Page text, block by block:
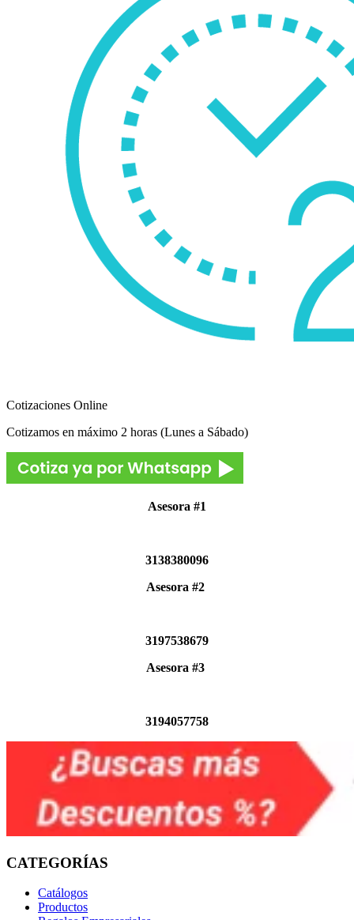
Cotizaciones Online
Cotizamos en máximo 2 horas (Lunes a Sábado)
Asesora #1
3138380096
Asesora #2
3197538679
Asesora #3
3194057758
CATEGORÍAS
Catálogos
Productos